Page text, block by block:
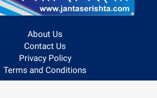
About Us
Contact Us
Privacy Policy
Terms and Conditions